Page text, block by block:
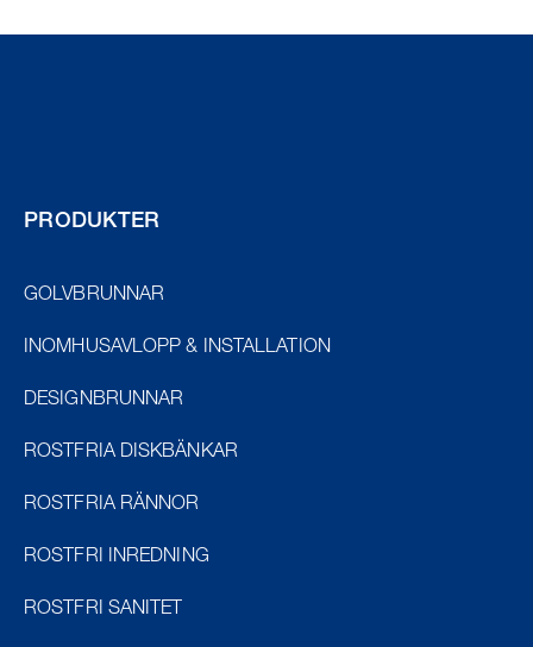
PRODUKTER
GOLVBRUNNAR
INOMHUSAVLOPP & INSTALLATION
DESIGNBRUNNAR
ROSTFRIA DISKBÄNKAR
ROSTFRIA RÄNNOR
ROSTFRI INREDNING
ROSTFRI SANITET